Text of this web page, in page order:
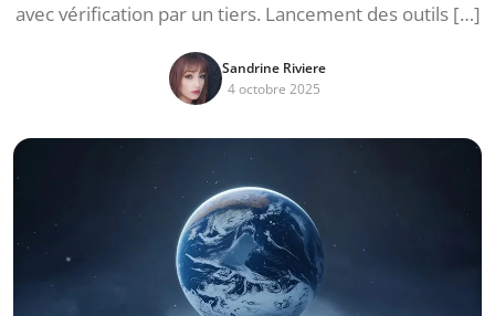
avec vérification par un tiers. Lancement des outils […]
Sandrine Riviere
4 octobre 2025